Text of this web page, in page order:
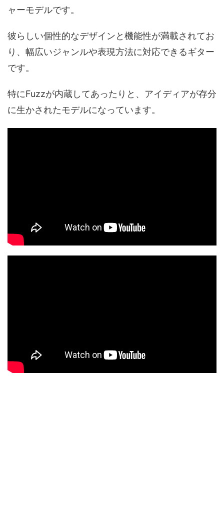
ャーモデルです。
彼らしい個性的なデザインと機能性が満載されてお
り、幅広いジャンルや表現方法に対応できるギター
です。
特にFuzzが内蔵してあったりと、アイディアが存分
に生かされたモデルになっています。